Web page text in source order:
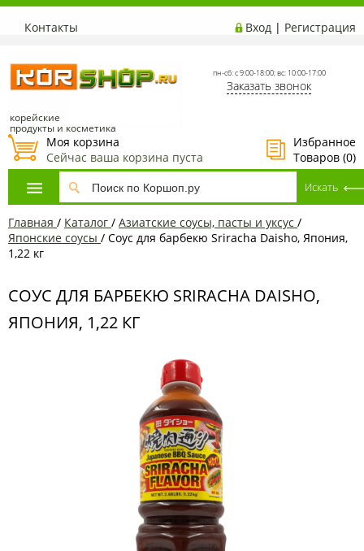
Контакты Вход | Регистрация
корейские
продукты и косметика
пн-сб: с 9:00-18:00; вс: 10:00-17:00
Заказать звонок
Избранное
Товаров (0)
Моя корзина
Сейчас ваша корзина пуста
Главная / Каталог / Азиатские соусы, пасты и уксус /
Японские соусы / Соус для барбекю Sriracha Daisho, Япония,
1,22 кг
СОУС ДЛЯ БАРБЕКЮ SRIRACHA DAISHO,
ЯПОНИЯ, 1,22 КГ